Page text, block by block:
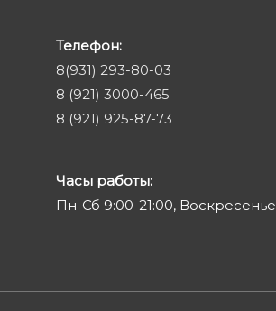
Телефон:
8(931) 293-80-03
8 (921) 3000-465
8 (921) 925-87-73
Часы работы:
Пн-Сб 9:00-21:00, Воскресенье